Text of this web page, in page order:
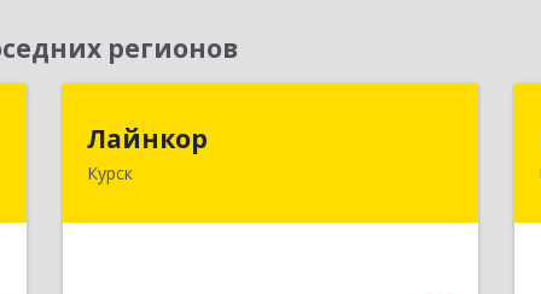
регионов
Лайнкор
Курск
305021, Курская обл, Курск г, Победы